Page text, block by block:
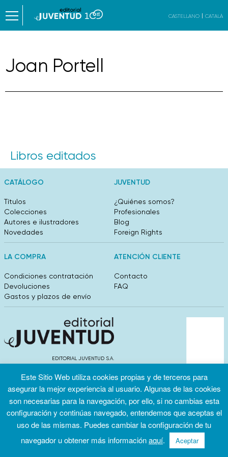
CASTELLANO CATALÀ
Joan Portell
Libros editados
CATÁLOGO
Títulos
Colecciones
Autores e ilustradores
Novedades
JUVENTUD
¿Quiénes somos?
Profesionales
Blog
Foreign Rights
LA COMPRA
Condiciones contratación
Devoluciones
Gastos y plazos de envío
ATENCIÓN CLIENTE
Contacto
FAQ
EDITORIAL JUVENTUD S.A.
info@editorialjuventud.es
Condiciones
Política de
privacidad
Política de
Este Sitio Web utiliza cookies propias y de terceros para
asegurar la mejor experiencia al usuario. Algunas de las cookies
son necesarias para la navegación, por ello, si no cambias esta
configuración y continúas navegado, entendemos que aceptas el
uso de las mismas. Puedes cambiar la configuración de tu
navegador u obtener más informaciónaquí. Aceptar